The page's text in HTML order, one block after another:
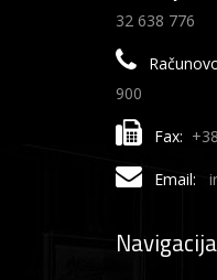
32 638 776
900
Fax:
Email:
Navigacija